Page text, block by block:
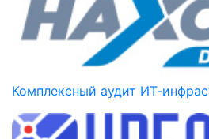
Комплексный аудит ИТ-